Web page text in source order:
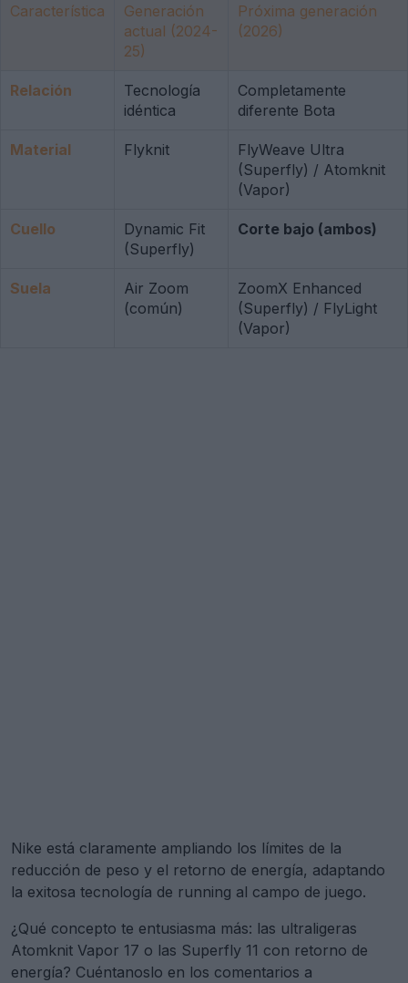
Característica
Generación
actual (2024-
25)
Próxima generación
(2026)
Relación
Tecnología
idéntica
Completamente
diferente Bota
Material Flyknit
FlyWeave Ultra
(Superfly) / Atomknit
(Vapor)
Cuello
Dynamic Fit
(Superfly)
Corte bajo (ambos)
Suela
Air Zoom
(común)
ZoomX Enhanced
(Superfly) / FlyLight
(Vapor)
Nike está claramente ampliando los límites de la
reducción de peso y el retorno de energía, adaptando
la exitosa tecnología de running al campo de juego.
¿Qué concepto te entusiasma más: las ultraligeras
Atomknit Vapor 17 o las Superfly 11 con retorno de
energía? Cuéntanoslo en los comentarios a